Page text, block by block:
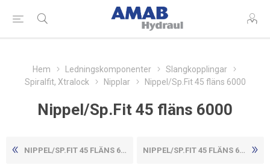
Hem Ledningskomponenter
Slangkopplingar
Spiralfit, Xtralock
Nipplar Nippel/Sp.Fit 45 fläns 6000
Nippel/Sp.Fit 45 fläns 6000
NIPPEL/SP.FIT 45 FLÄNS 6000 NIPPEL/SP.FIT 45 FLÄNS 6000